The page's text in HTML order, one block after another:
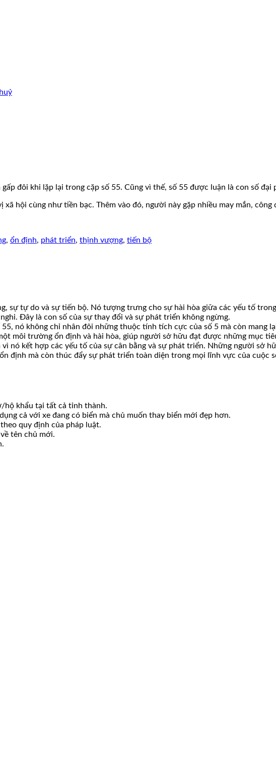
đôi khi lặp lại trong cặp số 55. Cũng vì thế, số 55 được luận là con số đại
hội cùng như tiền bạc. Thêm vào đó, người này gặp nhiều may mắn, công
, ổn định, phát triển, thịnh vượng, tiến bộ
sự tự do và sự tiến bộ. Nó tượng trưng cho sự hài hòa giữa các yếu tố
Đây là con số của sự thay đổi và sự phát triển không ngừng.
nó không chỉ nhân đôi những thuộc tính tích cực của số 5 mà còn mang
môi trường ổn định và hài hòa, giúp người sở hữu đạt được những mục
nó kết hợp các yếu tố của sự cân bằng và sự phát triển. Những người sở
định mà còn thúc đẩy sự phát triển toàn diện trong mọi lĩnh vực của cuộc
hộ khẩu tại tất cả tỉnh thành.
cả với xe đang có biển mà chủ muốn thay biển mới đẹp hơn.
quy định của pháp luật.
tên chủ mới.